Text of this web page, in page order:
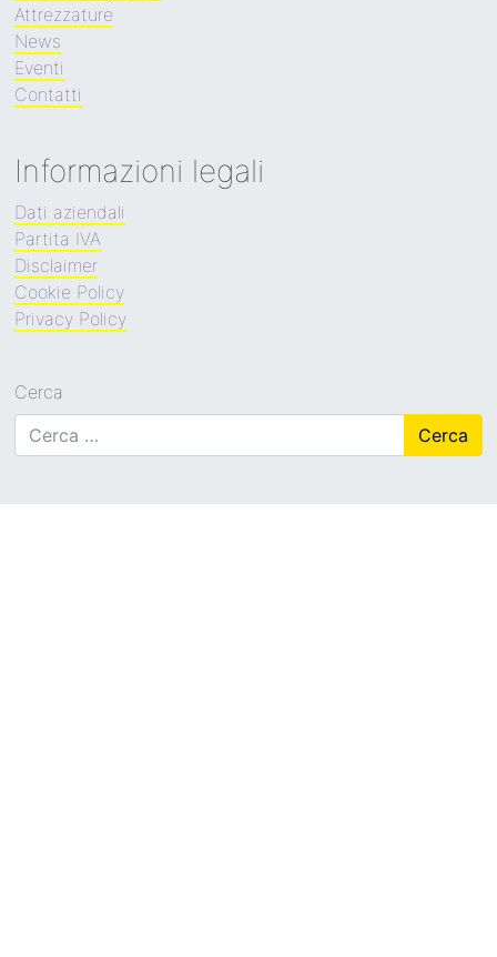
Attrezzature
News
Eventi
Contatti
Informazioni legali
Dati aziendali
Partita IVA
Disclaimer
Cookie Policy
Privacy Policy
Cerca